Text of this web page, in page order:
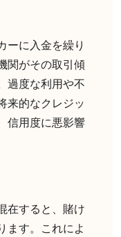
ーに入金を繰り
関がその取引傾
過度な利用や不
来的なクレジッ
信用度に悪影響
在すると、賭け
ます。これによ